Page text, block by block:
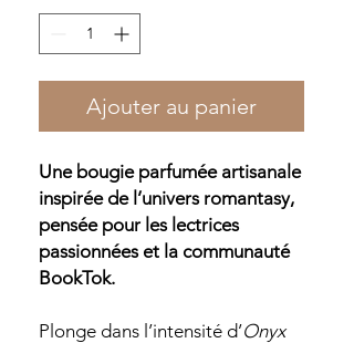
Ajouter au panier
Une bougie parfumée artisanale
inspirée de l’univers romantasy,
pensée pour les lectrices
passionnées et la communauté
BookTok.
Plonge dans l’intensité d’Onyx